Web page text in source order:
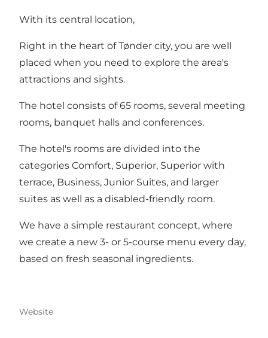
With its central location,
Right in the heart of Tønder city, you are well
placed when you need to explore the area's
attractions and sights.
The hotel consists of 65 rooms, several meeting
rooms, banquet halls and conferences.
The hotel's rooms are divided into the
categories Comfort, Superior, Superior with
terrace, Business, Junior Suites, and larger
suites as well as a disabled-friendly room.
We have a simple restaurant concept, where
we create a new 3- or 5-course menu every day,
based on fresh seasonal ingredients.
Website